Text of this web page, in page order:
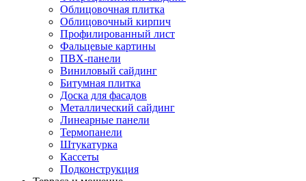
Облицовочная плитка
Облицовочный кирпич
Профилированный лист
Фальцевые картины
ПВХ-панели
Виниловый сайдинг
Битумная плитка
Доска для фасадов
Металлический сайдинг
Линеарные панели
Термопанели
Штукатурка
Кассеты
Подконструкция